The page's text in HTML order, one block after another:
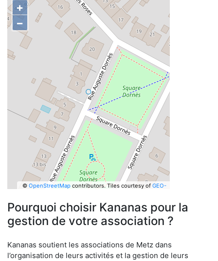
+
−
© OpenStreetMapcontributors. Tiles courtesy of GEO-
Pourquoi choisir Kananas pour la
gestion de votre association ?
Kananas soutient les associations de Metz dans
l’organisation de leurs activités et la gestion de leurs